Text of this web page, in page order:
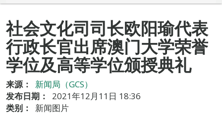
社会文化司司长欧阳瑜代表
行政长官出席澳门大学荣誉
学位及高等学位颁授典礼
来源：
新闻局（GCS）
发布日期：
2021年12月11日 18:36
类别：
新闻图片